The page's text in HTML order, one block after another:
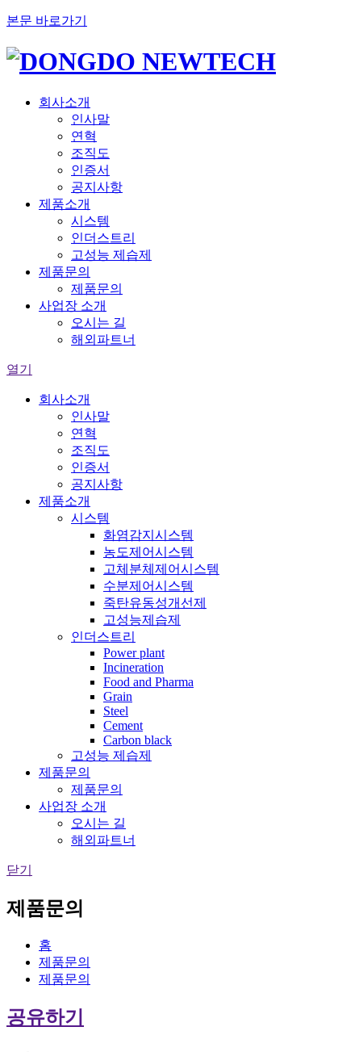
본문 바로가기
회사소개
인사말
연혁
조직도
인증서
공지사항
제품소개
시스템
인더스트리
고성능 제습제
제품문의
제품문의
사업장 소개
오시는 길
해외파트너
열기
회사소개
인사말
연혁
조직도
인증서
공지사항
제품소개
시스템
화염감지시스템
농도제어시스템
고체분체제어시스템
수분제어시스템
죽탄유동성개선제
고성능제습제
인더스트리
Power plant
Incineration
Food and Pharma
Grain
Steel
Cement
Carbon black
고성능 제습제
제품문의
제품문의
사업장 소개
오시는 길
해외파트너
닫기
제품문의
홈
제품문의
제품문의
공유하기